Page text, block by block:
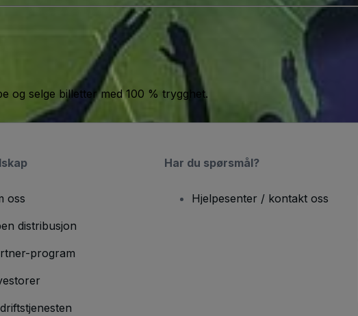
og selge billetter med 100 % trygghet.
oss
distribusjon
program
Har du spørsmål?
Hjelpesenter / kontakt oss